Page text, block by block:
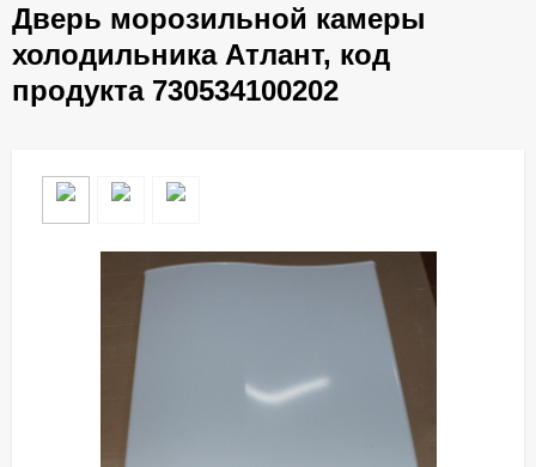
Дверь морозильной камеры
холодильника Атлант, код
продукта 730534100202